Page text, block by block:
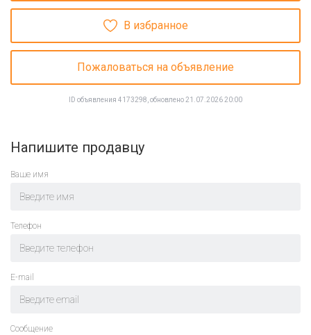
В избранное
Пожаловаться на объявление
ID объявления 4173298, обновлено 21.07.2026 20:00
Напишите продавцу
Ваше имя
Телефон
E-mail
Cообщение